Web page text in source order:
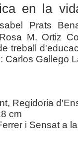
en la
Prats
M. Ortiz
treball
Carlos Gallego
Regidoria
cm
i Sensat a